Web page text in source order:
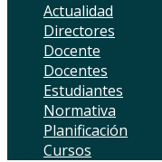
Actualidad
Directores
Docente
Docentes
Estudiantes
Normativa
Planificación
Cursos